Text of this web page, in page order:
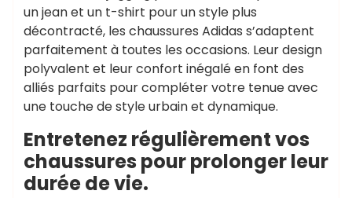
un jean et un t-shirt pour un style plus
décontracté, les chaussures Adidas s’adaptent
parfaitement à toutes les occasions. Leur design
polyvalent et leur confort inégalé en font des
alliés parfaits pour compléter votre tenue avec
une touche de style urbain et dynamique.
Entretenez régulièrement vos
chaussures pour prolonger leur
durée de vie.